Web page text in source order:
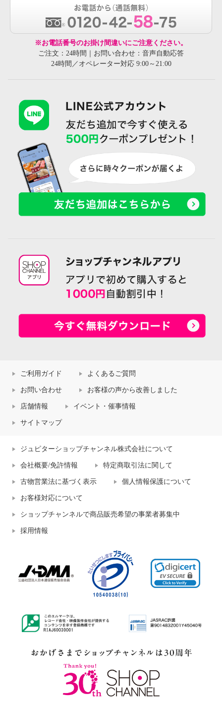
※お電話番号のお掛け間違いにご注意ください。
ご注文：24時間｜お問い合わせ：音声自動応答
24時間／オペレーター対応 9:00～21:00
ご利用ガイド よくあるご質問
お問い合わせ お客様の声から改善しました
店舗情報 イベント・催事情報
サイトマップ
ジュピターショップチャンネル株式会社について
会社概要/免許情報 特定商取引法に関して
古物営業法に基づく表示 個人情報保護について
お客様対応について
ショップチャンネルで商品販売希望の事業者募集中
採用情報